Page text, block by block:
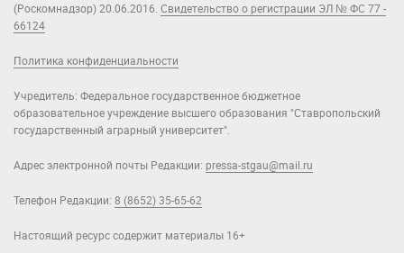
(Роскомнадзор) 20.06.2016. Свидетельство о регистрации ЭЛ № ФС 77 -
66124
Политика конфиденциальности
Учредитель: Федеральное государственное бюджетное
образовательное учреждение высшего образования "Ставропольский
государственный аграрный университет".
Адрес электронной почты Редакции: pressa-stgau@mail.ru
Телефон Редакции: 8 (8652) 35-65-62
Настоящий ресурс содержит материалы 16+